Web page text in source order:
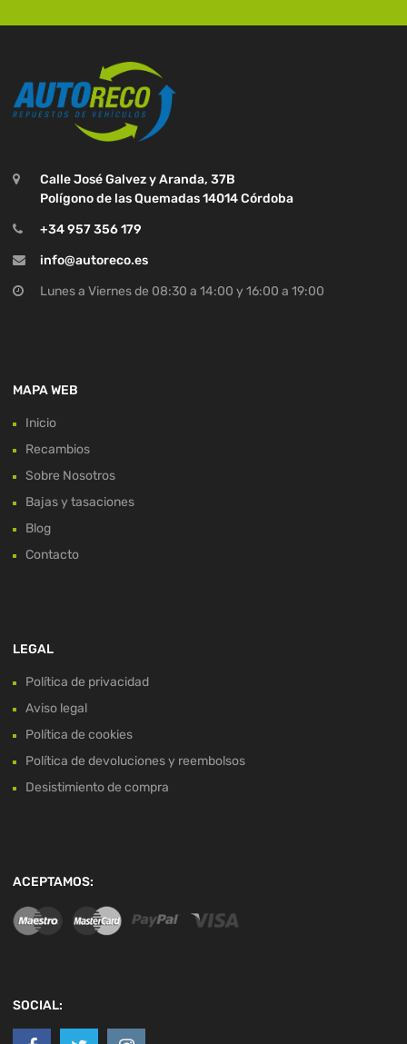
Calle José Galvez y Aranda, 37B
Polígono de las Quemadas 14014 Córdoba
+34 957 356 179
info@autoreco.es
Lunes a Viernes de 08:30 a 14:00 y 16:00 a 19:00
MAPA WEB
Inicio
Recambios
Sobre Nosotros
Bajas y tasaciones
Blog
Contacto
LEGAL
Política de privacidad
Aviso legal
Política de cookies
Política de devoluciones y reembolsos
Desistimiento de compra
ACEPTAMOS:
SOCIAL: